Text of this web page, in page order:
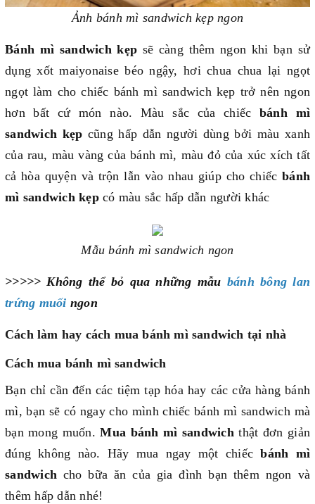
Ảnh bánh mì sandwich kẹp ngon
Bánh mì sandwich kẹp sẽ càng thêm ngon khi bạn sử
dụng xốt maiyonaise béo ngậy, hơi chua chua lại ngọt
ngọt làm cho chiếc bánh mì sandwich kẹp trở nên ngon
hơn bất cứ món nào. Màu sắc của chiếc bánh mì
sandwich kẹp cũng hấp dẫn người dùng bởi màu xanh
của rau, màu vàng của bánh mì, màu đỏ của xúc xích tất
cả hòa quyện và trộn lẫn vào nhau giúp cho chiếc bánh
mì sandwich kẹpcó màu sắc hấp dẫn người khác
Mẫu bánh mì sandwich ngon
>>>>> Không thể bỏ qua những mẫu bánh bông lan
trứng muối ngon
Cách làm hay cách mua bánh mì sandwich tại nhà
Cách mua bánh mì sandwich
Bạn chỉ cần đến các tiệm tạp hóa hay các cửa hàng bánh
mì, bạn sẽ có ngay cho mình chiếc bánh mì sandwich mà
bạn mong muốn.Mua bánh mì sandwichthật đơn giản
đúng không nào. Hãy mua ngay một chiếcbánh mì
sandwich cho bữa ăn của gia đình bạn thêm ngon và
thêm hấp dẫn nhé!